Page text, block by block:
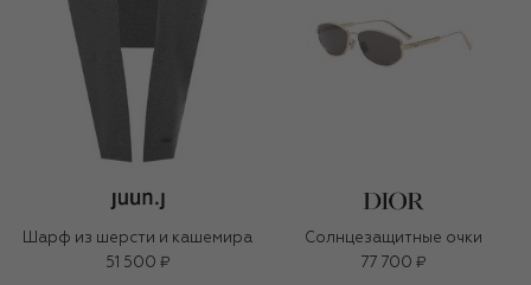
Шарф из шерсти и кашемира
51 500 ₽
Солнцезащитные очки
77 700 ₽